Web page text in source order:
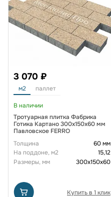
3 070 ₽
м2 паллет
В наличии
Тротуарная плитка Фабрика
Готика Картано 300х150х60 мм
Павловское FERRO
Толщина
60 мм
На поддоне, м2
15,12
Размеры, мм
300х150х60
Купить в 1 клик